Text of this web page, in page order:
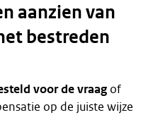
aanzien van
bestreden
voor de vraag of
op de juiste wijze